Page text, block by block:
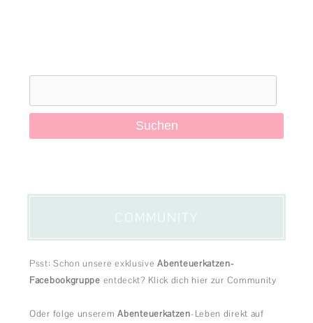
Suchen
COMMUNITY
Psst: Schon unsere exklusiveAbenteuerkatzen-
Facebookgruppe entdeckt? Klick dich hier zur Community
Oder folge unseremAbenteuerkatzen-Leben direkt auf